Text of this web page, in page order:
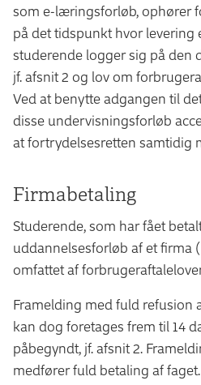
som e-læringsforløb, ophører
på det tidspunkt hvor levering
studerende logger sig på
jf. afsnit 2 og lov om
Ved at benytte adgangen til
disse undervisningsforløb
at fortrydelsesretten samtidig
Firmabetaling
Studerende, som har fået
uddannelsesforløb af et firma
omfattet af
Framelding med fuld refusion
kan dog foretages frem til 14
påbegyndt, jf. afsnit 2.
medfører fuld betaling af faget.